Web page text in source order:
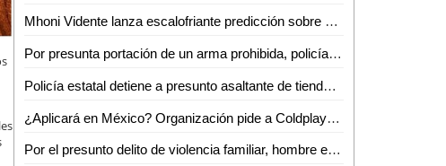
Mhoni Vidente lanza escalofriante predicción sobre Vicente Fernández
Por presunta portación de un arma prohibida, policía estatal detiene a un hombre
Policía estatal detiene a presunto asaltante de tiendas de conveniencia
¿Aplicará en México? Organización pide a Coldplay ofrecer sólo comida vegana en su gira
Por el presunto delito de violencia familiar, hombre es detenido